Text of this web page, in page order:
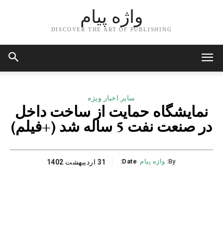
واژه پیام
DISCOVER THE ART OF PUBLISHING
سایر اخبار ویژه
نمایشگاه حمایت از ساخت داخل
در صنعت نفت 5 ساله شد (+فیلم)
By: واژه پیام Date: 31 اردیبهشت 1402